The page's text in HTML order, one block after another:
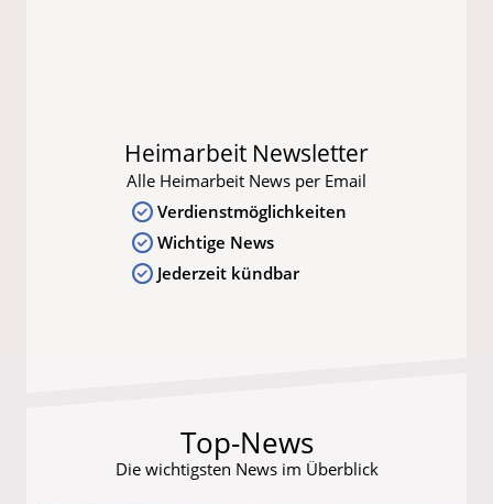
Heimarbeit Newsletter
Alle Heimarbeit News per Email
Verdienstmöglichkeiten
Wichtige News
Jederzeit kündbar
Top-News
Die wichtigsten News im Überblick